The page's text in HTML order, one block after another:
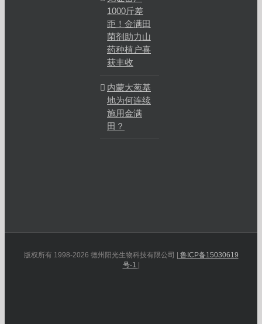
1000斤差
距！金满田
菌剂助力山
药种植户喜
获丰收
内蒙大葱基
地为何连续
施用金满
田？
版权所有 1998-2026 德州阳光生物科技有限公司 |
鲁ICP备15030619
号-1